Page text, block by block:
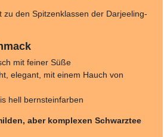
zu den Spitzenklassen der Darjeeling-
mit feiner Süße
elegant, mit einem Hauch von
hell bernsteinfarben
aber komplexen Schwarztee